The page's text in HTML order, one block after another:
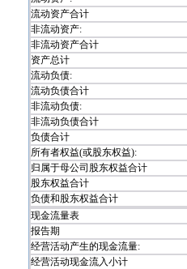
流动资产合计
非流动资产:
非流动资产合计
资产总计
流动负债:
流动负债合计
非流动负债:
非流动负债合计
负债合计
所有者权益(或股东权益):
归属于母公司股东权益合计
股东权益合计
负债和股东权益合计
现金流量表
报告期
经营活动产生的现金流量:
经营活动现金流入小计